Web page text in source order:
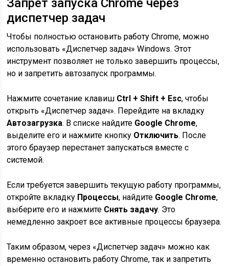
Запрет запуска Chrome через
диспетчер задач
Чтобы полностью остановить работу Chrome, можно
использовать «Диспетчер задач» Windows. Этот
инструмент позволяет не только завершить процессы,
но и запретить автозапуск программы.
Нажмите сочетание клавиш Ctrl + Shift + Esc, чтобы
открыть «Диспетчер задач». Перейдите на вкладку
Автозагрузка. В списке найдите Google Chrome,
выделите его и нажмите кнопку Отключить. После
этого браузер перестанет запускаться вместе с
системой.
Если требуется завершить текущую работу программы,
откройте вкладку Процессы, найдите Google Chrome,
выберите его и нажмите Снять задачу. Это
немедленно закроет все активные процессы браузера.
Таким образом, через «Диспетчер задач» можно как
временно остановить работу Chrome, так и запретить